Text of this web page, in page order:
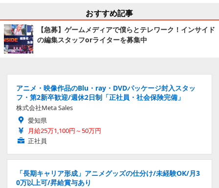
おすすめ記事
【急募】ゲームメディアで僕らとテレワーク！インサイド
の編集スタッフorライターを募集中
アニメ・映像作品のBlu・ray・DVDパッケージ封入スタッ
フ・第2新卒歓迎/週休2日制「正社員・社会保険完備」
株式会社Meta Sales
愛知県
月給25万1,100円～50万円
正社員
「長期キャリア形成」アニメグッズの仕分け/未経験OK/月3
0万以上可/昇給賞与あり